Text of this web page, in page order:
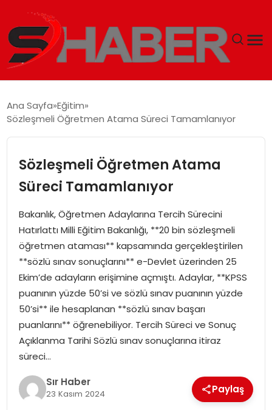
MAGAZIN
TEKNOLOJI
SPOR
EKONOMI
SIYASET
EĞITIM
YAŞAM
Ana Sayfa Eğitim
Sözleşmeli Öğretmen Atama Süreci Tamamlanıyor
Sözleşmeli Öğretmen Atama
Süreci Tamamlanıyor
Bakanlık, Öğretmen Adaylarına Tercih Sürecini
Hatırlattı Milli Eğitim Bakanlığı, **20 bin sözleşmeli
öğretmen ataması** kapsamında gerçekleştirilen
**sözlü sınav sonuçlarını** e-Devlet üzerinden 25
Ekim’de adayların erişimine açmıştı. Adaylar, **KPSS
puanının yüzde 50’si ve sözlü sınav puanının yüzde
50’si** ile hesaplanan **sözlü sınav başarı
puanlarını** öğrenebiliyor. Tercih Süreci ve Sonuç
Açıklanma Tarihi Sözlü sınav sonuçlarına itiraz
süreci…
Sır Haber
23 Kasım 2024 Paylaş